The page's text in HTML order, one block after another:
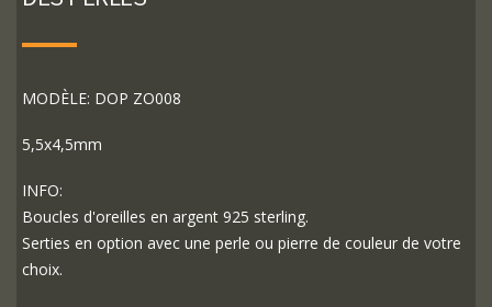
MODÈLE: DOP ZO008
5,5x4,5mm
INFO:
Boucles d'oreilles en argent 925 sterling.
Serties en option avec une perle ou pierre de couleur de votre
choix.